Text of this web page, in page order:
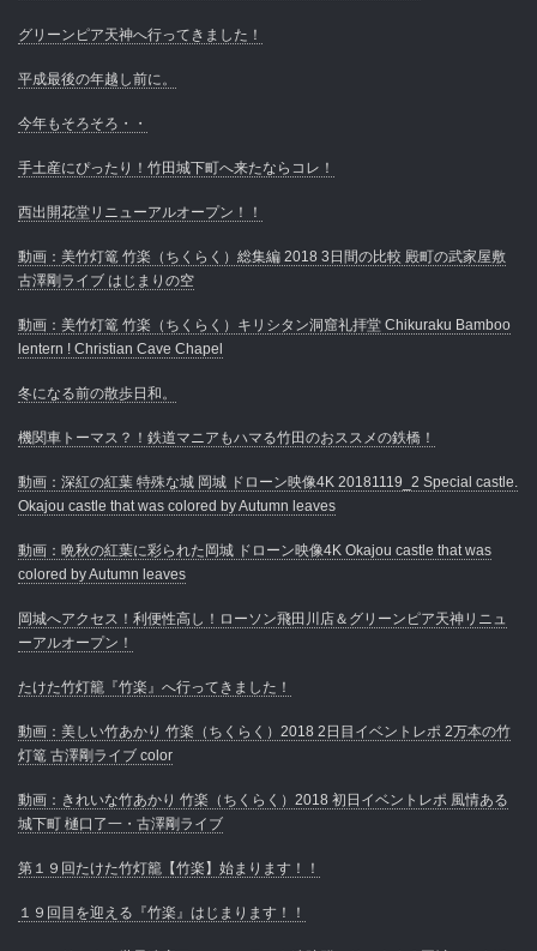
グリーンピア天神へ行ってきました！
平成最後の年越し前に。
今年もそろそろ・・
手土産にぴったり！竹田城下町へ来たならコレ！
西出開花堂リニューアルオープン！！
動画：美竹灯篭 竹楽（ちくらく）総集編 2018 3日間の比較 殿町の武家屋敷
古澤剛ライブ はじまりの空
動画：美竹灯篭 竹楽（ちくらく）キリシタン洞窟礼拝堂 Chikuraku Bamboo
lentern ! Christian Cave Chapel
冬になる前の散歩日和。
機関車トーマス？！鉄道マニアもハマる竹田のおススメの鉄橋！
動画：深紅の紅葉 特殊な城 岡城 ドローン映像4K 20181119_2 Special castle.
Okajou castle that was colored by Autumn leaves
動画：晩秋の紅葉に彩られた岡城 ドローン映像4K Okajou castle that was
colored by Autumn leaves
岡城へアクセス！利便性高し！ローソン飛田川店＆グリーンピア天神リニュ
ーアルオープン！
たけた竹灯籠『竹楽』へ行ってきました！
動画：美しい竹あかり 竹楽（ちくらく）2018 2日目イベントレポ 2万本の竹
灯篭 古澤剛ライブ color
動画：きれいな竹あかり 竹楽（ちくらく）2018 初日イベントレポ 風情ある
城下町 樋口了一・古澤剛ライブ
第１９回たけた竹灯籠【竹楽】始まります！！
１９回目を迎える『竹楽』はじまります！！